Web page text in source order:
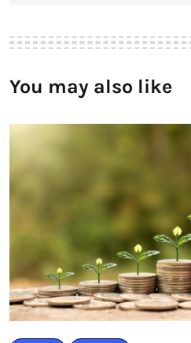
You may also like